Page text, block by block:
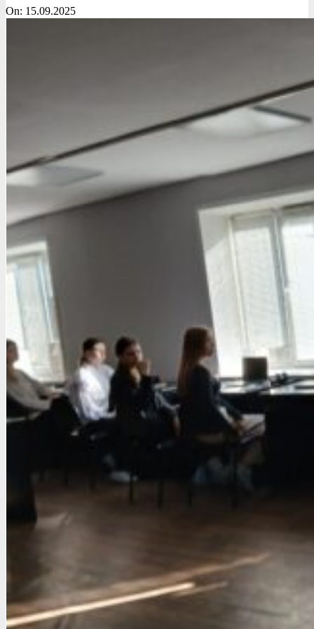
On: 15.09.2025